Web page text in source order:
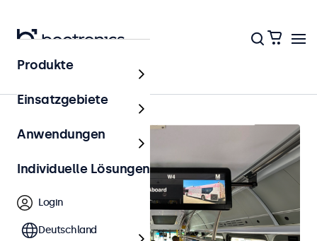
Startseite
Produkte
Einsatzgebiete
Anwendungen
Individuelle Lösungen
Login
Deutschland